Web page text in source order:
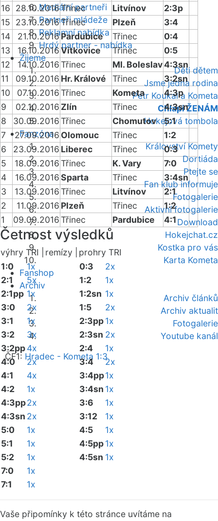
Mediální partneři
Partneři mládeže
Reklamní nabídka
Hrdý partner - nabídka
Žijeme
Děti dětem
Jsme jedna rodina
Petr Koukal a Kometa
Chlapi ŽENÁM
Hokejová tombola
Fanzóna
Království Komety
Dortiáda
Ptejte se
Fan klub informuje
Fotogalerie
Aktivní fotogalerie
Download
Hokejchat.cz
Kostka pro vás
Karta Kometa
Fanshop
Archiv
Archiv článků
Archiv aktualit
Fotogalerie
Youtube kanál
ČF1: Hradec - Kometa 1:3
16
28.10.2016Třinec Litvínov
2:3p
15
23.10.2016Třinec Plzeň
3:4
14
21.10.2016Pardubice Třinec
0:4
13
16.10.2016Vítkovice Třinec
0:5
12
14.10.2016Třinec Ml. Boleslav4:3sn
11
09.10.2016 Hr. Králové Třinec
3:2sn
10
07.10.2016Třinec Kometa
4:3p
9
02.10.2016 Zlín Třinec
4:3sn
8
30.09.2016Třinec Chomutov
5:1
7
27.09.2016 Olomouc Třinec
1:2
6
23.09.2016 Liberec Třinec
0:3
5
18.09.2016Třinec K. Vary
7:0
4
16.09.2016Sparta Třinec
3:4sn
3
13.09.2016Třinec Litvínov
2:1
2
11.09.2016 Plzeň Třinec
1:2
1
09.09.2016Třinec Pardubice 4:1
Četnost výsledků
výhry TRI | remízy |
prohry TRI
1:0
1x
2:1
5x
2:1pp 1x
3:0
2x
3:1
1x
3:2
3x
3:2pp4x
4:0
2x
4:1
4x
4:2
1x
4:3pp2x
4:3sn 2x
5:0
1x
5:1
1x
5:2
1x
7:0
1x
7:1
1x
0:3
2x
1:2
1x
1:2sn 1x
1:5
2x
2:3pp1x
2:3sn 2x
2:4
1x
3:4
2x
3:4pp1x
3:4sn 1x
3:6
1x
3:12
1x
4:5
1x
4:5pp1x
4:5sn 1x
Vaše připomínky k této stránce uvítáme na